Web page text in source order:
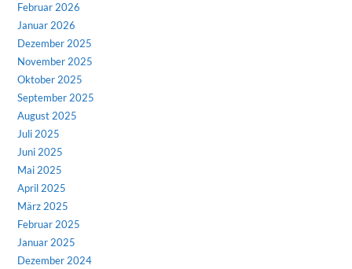
Februar 2026
Januar 2026
Dezember 2025
November 2025
Oktober 2025
September 2025
August 2025
Juli 2025
Juni 2025
Mai 2025
April 2025
März 2025
Februar 2025
Januar 2025
Dezember 2024